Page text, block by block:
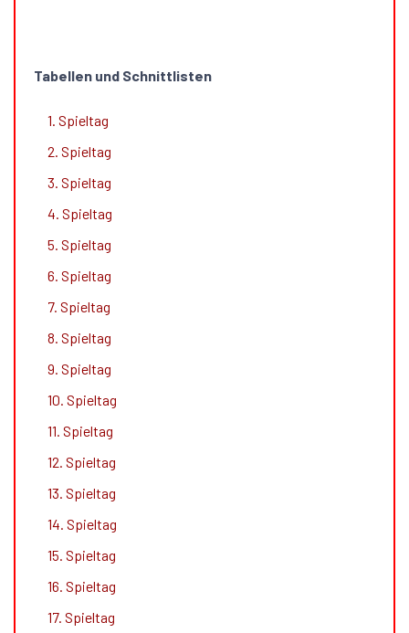
Tabellen und Schnittlisten
1. Spieltag
2. Spieltag
3. Spieltag
4. Spieltag
5. Spieltag
6. Spieltag
7. Spieltag
8. Spieltag
9. Spieltag
10. Spieltag
11. Spieltag
12. Spieltag
13. Spieltag
14. Spieltag
15. Spieltag
16. Spieltag
17. Spieltag